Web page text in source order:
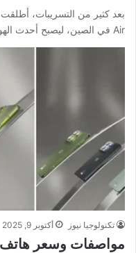
Air في الصين، ليصبح أحدث الهواتف الذكية التي تنضم…
تكنولوجيا نيوز أكتوبر 9, 2025
مواصفات وسعر هاتف